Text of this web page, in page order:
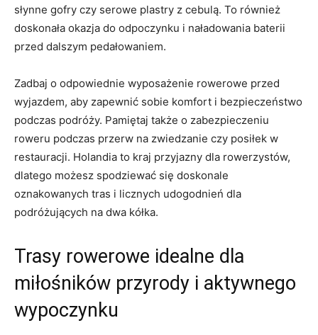
słynne ⁣gofry⁤ czy serowe plastry‌ z⁢ cebulą. To również​
doskonała‍ okazja do ‍odpoczynku i naładowania baterii
przed dalszym ⁢pedałowaniem.
Zadbaj o odpowiednie wyposażenie rowerowe ⁤przed
wyjazdem, ​aby ‌zapewnić sobie komfort i bezpieczeństwo
podczas podróży. Pamiętaj także o zabezpieczeniu
roweru podczas przerw na ​zwiedzanie czy​ posiłek⁢ w
restauracji. Holandia to kraj przyjazny dla rowerzystów,
dlatego możesz spodziewać się doskonale
oznakowanych tras⁣ i licznych udogodnień dla
podróżujących na‍ dwa kółka.
Trasy rowerowe idealne dla
miłośników przyrody i aktywnego
wypoczynku